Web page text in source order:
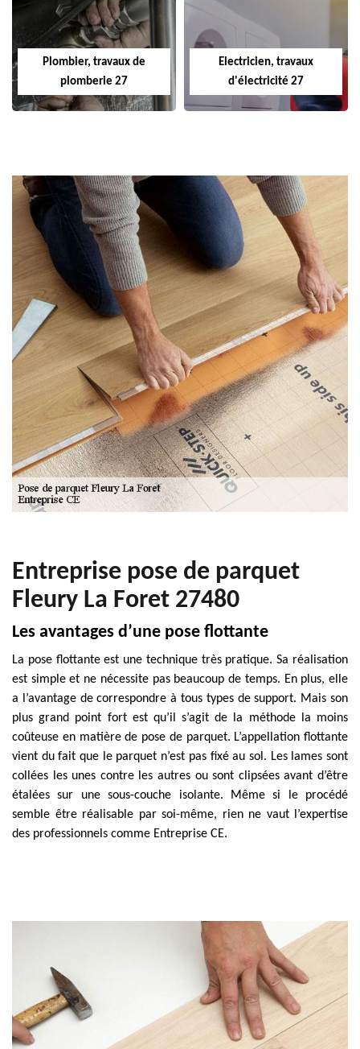
Plombier, travaux de
plomberie 27
Electricien, travaux
d'électricité 27
Entreprise pose de parquet
Fleury La Foret 27480
Les avantages d’une pose flottante
La pose flottante est une technique très pratique. Sa réalisation
est simple et ne nécessite pas beaucoup de temps. En plus, elle
a l’avantage de correspondre à tous types de support. Mais son
plus grand point fort est qu’il s’agit de la méthode la moins
coûteuse en matière de pose de parquet. L’appellation flottante
vient du fait que le parquet n’est pas fixé au sol. Les lames sont
collées les unes contre les autres ou sont clipsées avant d’être
étalées sur une sous-couche isolante. Même si le procédé
semble être réalisable par soi-même, rien ne vaut l’expertise
des professionnels comme Entreprise CE.